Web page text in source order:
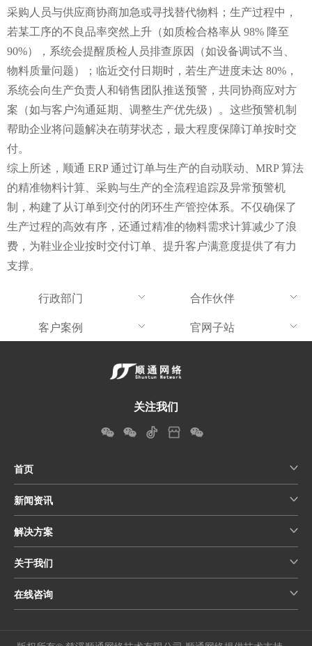
采购人员与供应商协商加急或寻找替代物料；生产过程中，
若某工序的不良品率突然上升（如质检合格率从 98% 降至
90%），系统会提醒质检人员排查原因（如设备调试不当、
物料质量问题）；临近交付日期时，若生产进度未达 80%，
系统会向生产负责人和销售团队推送预警，共同协商应对方
案（如与客户沟通延期、调整生产优先级）。这些预警机制
帮助企业将问题解决在萌芽状态，最大程度保障订单按时交
付。
综上所述，顺通 ERP 通过订单与生产的自动联动、MRP 算法
的精准物料计算、采购与生产的全流程追踪及异常预警机
制，构建了从订单到交付的闭环生产管控体系。不仅确保了
生产过程的高效有序，还通过精准的物料需求计算减少了浪
费，为鞋业企业按时交付订单、提升客户满意度提供了有力
支撑。
行政部门
合作伙伴
客户案例
官网子站
关注我们
首页
新闻资讯
解决方案
关于我们
在线咨询